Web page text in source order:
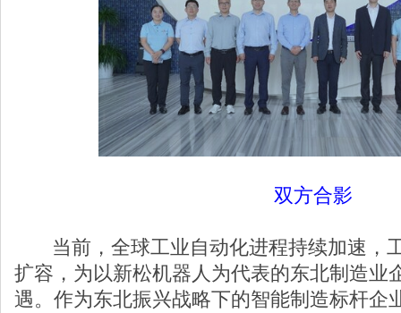
双方合影
当前，全球工业自动化进程持续加速，
扩容，为以新松机器人为代表的东北制造业
遇。作为东北振兴战略下的智能制造标杆企